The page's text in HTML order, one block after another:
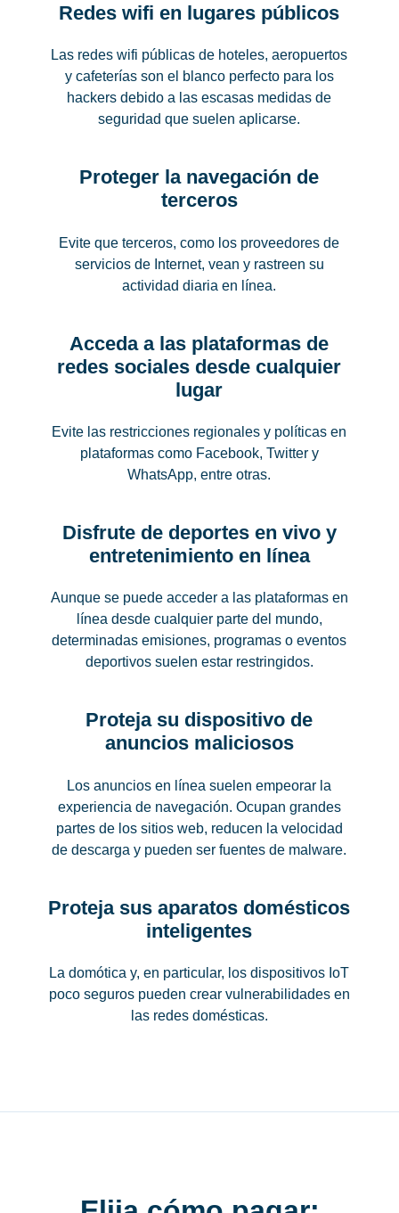
Redes wifi en lugares públicos
Las redes wifi públicas de hoteles, aeropuertos
y cafeterías son el blanco perfecto para los
hackers debido a las escasas medidas de
seguridad que suelen aplicarse.
Proteger la navegación de
terceros
Evite que terceros, como los proveedores de
servicios de Internet, vean y rastreen su
actividad diaria en línea.
Acceda a las plataformas de
redes sociales desde cualquier
lugar
Evite las restricciones regionales y políticas en
plataformas como Facebook, Twitter y
WhatsApp, entre otras.
Disfrute de deportes en vivo y
entretenimiento en línea
Aunque se puede acceder a las plataformas en
línea desde cualquier parte del mundo,
determinadas emisiones, programas o eventos
deportivos suelen estar restringidos.
Proteja su dispositivo de
anuncios maliciosos
Los anuncios en línea suelen empeorar la
experiencia de navegación. Ocupan grandes
partes de los sitios web, reducen la velocidad
de descarga y pueden ser fuentes de malware.
Proteja sus aparatos domésticos
inteligentes
La domótica y, en particular, los dispositivos IoT
poco seguros pueden crear vulnerabilidades en
las redes domésticas.